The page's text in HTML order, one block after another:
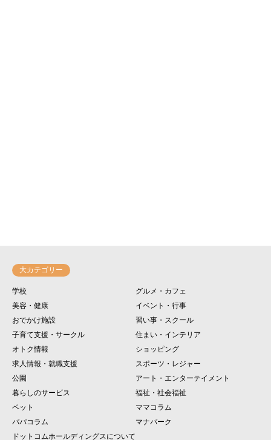
大カテゴリー
学校
グルメ・カフェ
美容・健康
イベント・行事
おでかけ施設
習い事・スクール
子育て支援・サークル
住まい・インテリア
オトク情報
ショッピング
求人情報・就職支援
スポーツ・レジャー
公園
アート・エンターテイメント
暮らしのサービス
福祉・社会福祉
ペット
ママコラム
パパコラム
マナパーク
ドットコムホールディングスについて